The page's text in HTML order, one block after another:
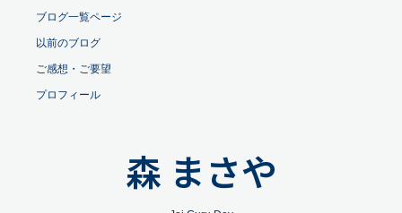
ブログ一覧ページ
以前のブログ
ご感想・ご要望
プロフィール
森 まさや